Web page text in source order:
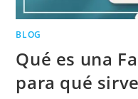
BLOG
Qué es una
para qué sirve